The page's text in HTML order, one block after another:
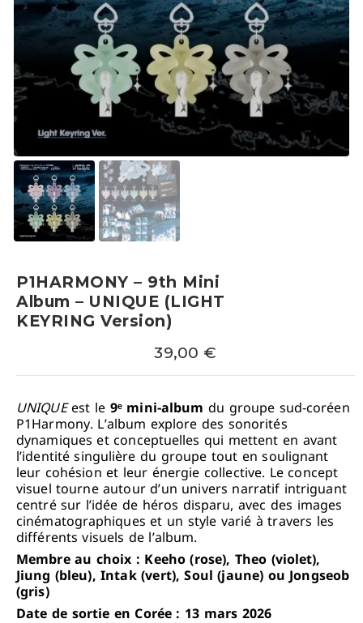
P1HARMONY – 9th Mini
Album – UNIQUE (LIGHT
KEYRING Version)
39,00 €
UNIQUEest le 9ᵉ mini-album du groupe sud-coréen
P1Harmony. L’album explore des sonorités
dynamiques et conceptuelles qui mettent en avant
l’identité singulière du groupe tout en soulignant
leur cohésion et leur énergie collective. Le concept
visuel tourne autour d’un univers narratif intriguant
centré sur l’idée de héros disparu, avec des images
cinématographiques et un style varié à travers les
différents visuels de l’album.
Membre au choix : Keeho (rose), Theo (violet),
Jiung (bleu), Intak (vert), Soul (jaune) ou Jongseob
(gris)
Date de sortie en Corée : 13 mars 2026